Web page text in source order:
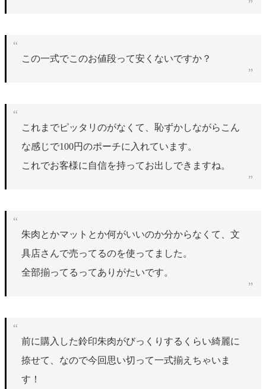
この一式でこのお値段って安くないですか？
これまでピッタリのがなくて、恥ずかしながらこん
な感じで100円のポーチに入れています。
これでお客様に自信を持ってお出しできますね。
朱肉とかマットとか何がいいのか分からなくて、文
具店さんで売ってるのを使ってました。
全部揃ってるってありがたいです。
前に購入した鈴印朱肉がびっくりするくらい綺麗に
捺せて、なので今回思い切って一式揃えちゃいま
す！